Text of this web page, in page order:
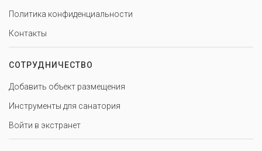
Политика конфиденциальности
Контакты
СОТРУДНИЧЕСТВО
Добавить объект размещения
Инструменты для санатория
Войти в экстранет